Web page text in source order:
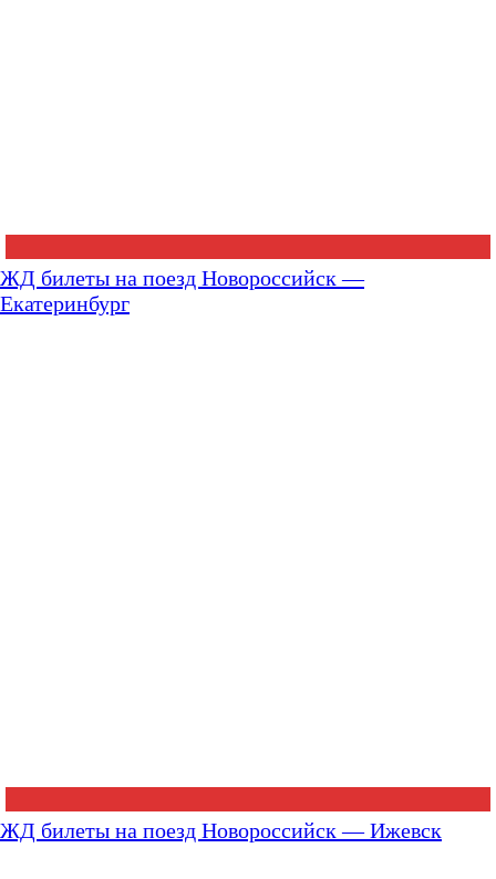
ЖД билеты на поезд Новороссийск —
Екатеринбург
ЖД билеты на поезд Новороссийск — Ижевск